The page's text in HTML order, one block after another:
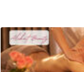
0.91